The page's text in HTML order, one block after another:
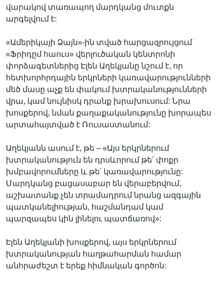
վարակով տառապող մարդկանց մուտքն
արգելվում է:
«Ամերիկայի Ձայն»-ին տված հարցազրույցում
«Ֆրիդըմ հաուս» վերլուծական կենտրոնի
փորձագետներից Էլեն Աղեկյանը նշում է, որ
հետխորհրդային երկրների կառավարությունների
մեծ մասը աչք են փակում խտրականությունների
վրա, կամ նույնիսկ դրանք խրախուսում: Նրա
խոսքերով, նման քաղաքականությունը խորապես
արտահայտված է Ռուսաստանում:
Աղեկյանն ասում է, թե – «Այս երկրներում
խտրականություն են դրսևորում թե՛ փոքր
խմբավորումները և թե՛ կառավարությունը:
Մարդկանց բացասաբար են վերաբերվում,
աշխատանք չեն տրամադրում նրանց ազգային
պատկանելիության, հաշմանդամ կամ
պարզապես կին լինելու պատճառով»:
Էլեն Աղեկյանի խոսքերով, այս երկրներում
խտրականության հաղթահարման համար
անհրաժեշտ է երեք հիմնական գործոն: